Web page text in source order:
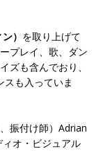
） を取り上げて
プレイ、歌、ダン
ズも含んでおり、
も入っていま
振付け師）Adrian
オ・ビジュアル